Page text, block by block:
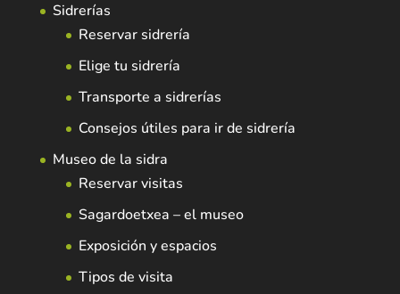
Sidrerías
Reservar sidrería
Elige tu sidrería
Transporte a sidrerías
Consejos útiles para ir de sidrería
Museo de la sidra
Reservar visitas
Sagardoetxea – el museo
Exposición y espacios
Tipos de visita